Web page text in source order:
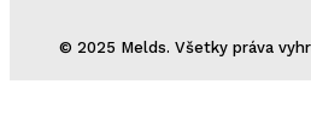
© 2025 Melds. Všetky práva